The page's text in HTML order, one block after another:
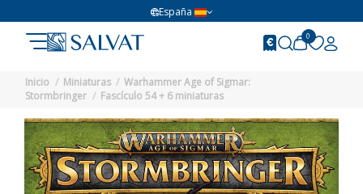
España
0
Inicio Miniaturas
Warhammer Age of Sigmar:
Stormbringer
Fascículo 54 + 6 miniaturas